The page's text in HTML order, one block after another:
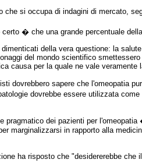
che si occupa di indagini di mercato,
� che una grande percentuale
della vera questione: la salute
del mondo scientifico
causa per la quale ne vale veramente
dovrebbero sapere che l'omeopatia
dovrebbe essere utilizzata
pragmatico dei pazienti per
marginalizzarsi in rapporto alla
ha risposto che "desidererebbe